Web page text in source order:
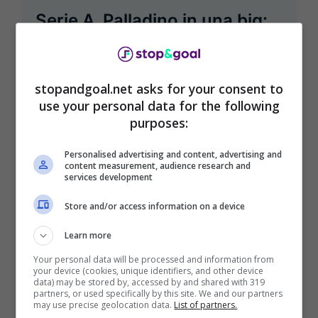
Serie A, Palladino in una big:
colpo di scena e chiaro
Maggio 12, 2025 Gaetano Pantaleo
Nel futuro di Raffaele Palladino arriva un
di vista. C’è un indizio che può ...
Leggi Tutto
stopandgoal.net asks for your consent to
use your personal data for the following
purposes:
Personalised advertising and content, advertising and
content measurement, audience research and
services development
Store and/or access information on a device
Learn more
Your personal data will be processed and information from
your device (cookies, unique identifiers, and other device
data) may be stored by, accessed by and shared with 319
partners, or used specifically by this site. We and our partners
may use precise geolocation data. List of partners.